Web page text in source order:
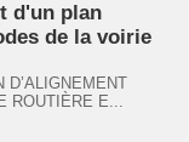
d'un plan
de la voirie
D’ALIGNEMENT
ROUTIÈRE E...